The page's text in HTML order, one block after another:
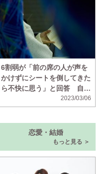
6割弱が「前の席の人が声を
かけずにシートを倒してきた
ら不快に思う」と回答 自分
は声をかけないのに、声をか
けずに倒されたら不快に思う
2023/03/06
恋愛・結婚
もっと見る ＞